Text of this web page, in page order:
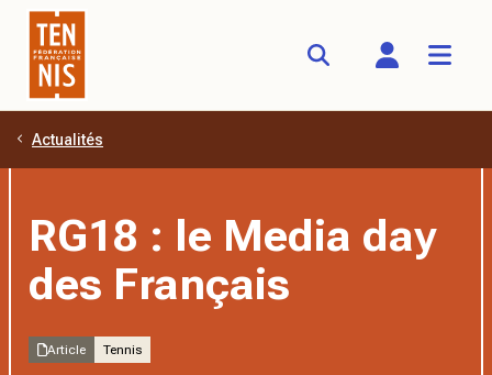
Aller au contenu principal
Actualités
RG18 : le Media day
des Français
Article Tennis